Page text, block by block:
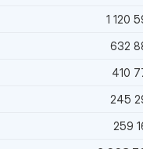
1 120
632
410
245
259